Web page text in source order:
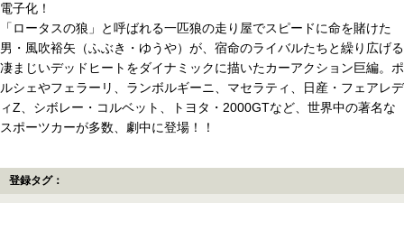
電子化！
「ロータスの狼」と呼ばれる一匹狼の走り屋でスピードに命を賭けた
男・風吹裕矢（ふぶき・ゆうや）が、宿命のライバルたちと繰り広げる
凄まじいデッドヒートをダイナミックに描いたカーアクション巨編。ポ
ルシェやフェラーリ、ランボルギーニ、マセラティ、日産・フェアレデ
ィZ、シボレー・コルベット、トヨタ・2000GTなど、世界中の著名な
スポーツカーが多数、劇中に登場！！
登録タグ：